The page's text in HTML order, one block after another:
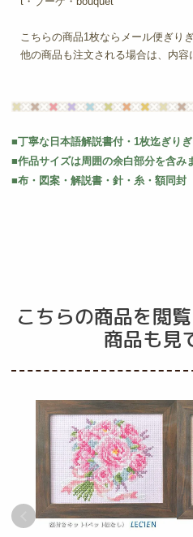
こちらの商品1枚ならメール便ぎり
他の商品も注文される場合は、内容
■丁寧な日本語解説書付・1枚迄ぎりぎ
■作品サイズは周囲の余白部分を含み
■布・図案・解説書・針・糸・額同封
こちらの商品を閲
商品も見